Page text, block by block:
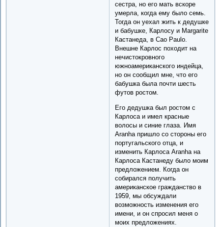
сестра, но его мать вскоре
умерла, когда ему было семь.
Тогда он уехал жить к дедушке
и бабушке, Карлосу и Margaritе
Кастанеда, в Сао Paulo.
Внешне Карлос походит на
нечистокровного
южноамериканского индейца,
но он сообщил мне, что его
бабушка была почти шесть
футов ростом.
Его дедушка был ростом с
Карлоса и имел красные
волосы и синие глаза. Имя
Aranha пришло со стороны его
португальского отца, и
изменить Карлоса Aranha на
Карлоса Кастанеду было моим
предложением. Когда он
собирался получить
американское гражданство в
1959, мы обсуждали
возможность изменения его
имени, и он спросил меня о
моих предложениях.